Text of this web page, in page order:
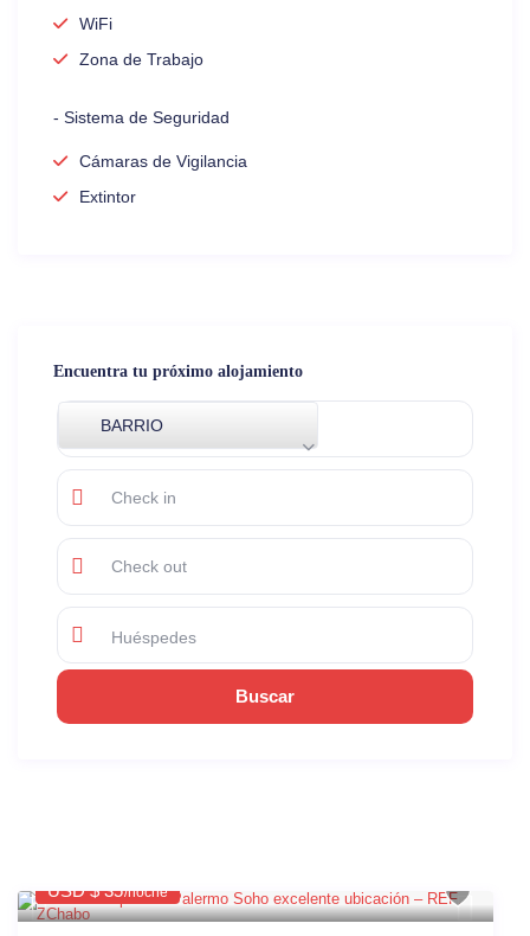
WiFi
Zona de Trabajo
- Sistema de Seguridad
Cámaras de Vigilancia
Extintor
Encuentra tu próximo alojamiento
BARRIO
Huéspedes
USD $ 35/noche